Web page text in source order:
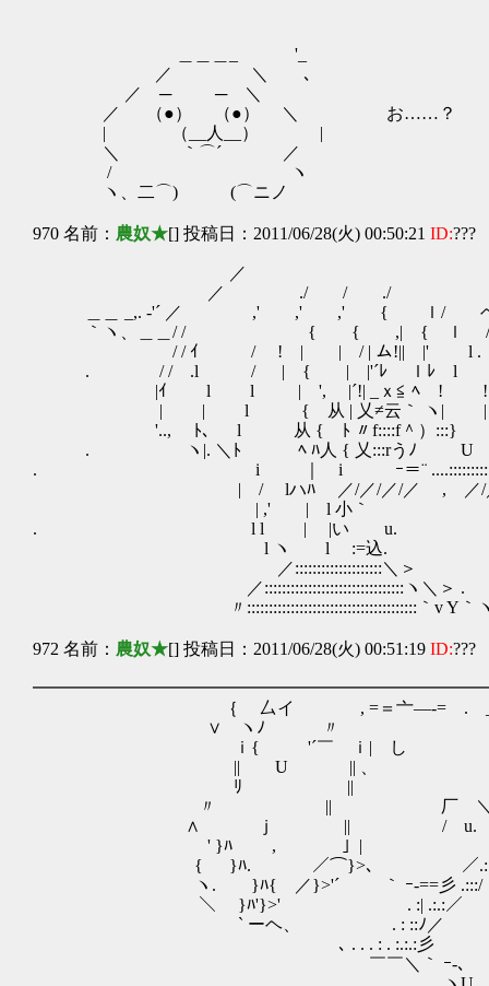
＿＿＿_ '_
／ ＼ ､
／ ─ ─ ＼
／ （●） （●） ＼ お……？
| （__人__） |
＼ ｀⌒´ ／
/ ヽ
ヽ、二⌒) (⌒ニノ
970 名前： 農奴★[] 投稿日：2011/06/28(火) 00:50:21 ID:???
／
／ ./ / ./
＿＿ _,. ‐'´ ／ ,' ,' ,'
｀ヽ、＿＿/ / { {
/ / ｲ / ! | | / | ム!|| |' l .
. / / .l / | { | |'´ﾚ ｌﾚ l l ﾘl
|ｲ l l | ', |´!| _ｘ≦ ﾍ ! ! / l/
| | l { 从 | 乂≠云｀ ヽ| | / '
'.., ﾄ、 l 从 { ﾄ 〃f::::f＾）
. ヽ|. ＼ﾄ ﾍ ﾊ人 { 乂:::rうﾉ
. i ｜ i ｰ＝¨
| / lハﾊ ／/／/／/／ , ／/
| ,' | l 小
. l l | |い u. ハ/ |
l ヽ l :=込. (二二) u.
／::::::::::::::::::::＼＞
／::::::::::::::::::::::::::::::::
〃:::::::::::::::::::::::::::::::::::::::｀v
972 名前： 農奴★[] 投稿日：2011/06/28(火) 00:51:19 ID:???
｛ 厶イ , =＝亠―-= .
∨ ヽﾉ 〃 ￣
ｉ{ '´￣ ｉ|
|| U || 、 u. |
ﾘ || ＿＿＿＿＿＿
〃 || 厂
∧ ｊ || / u.
' }ﾊ , 」| /.:∧__ -
{ }ﾊ. ／⌒}>､ ／.::/ ヽ
ヽ. }ﾊ{ ／}>'´ ｀ ｰ-==
＼ }ﾊ'}>' . :| .:.:
` ーヘ、 . : ::ﾉ／
､ . . . : . :.:.:彡 J
￣￣＼｀ ｰ-､